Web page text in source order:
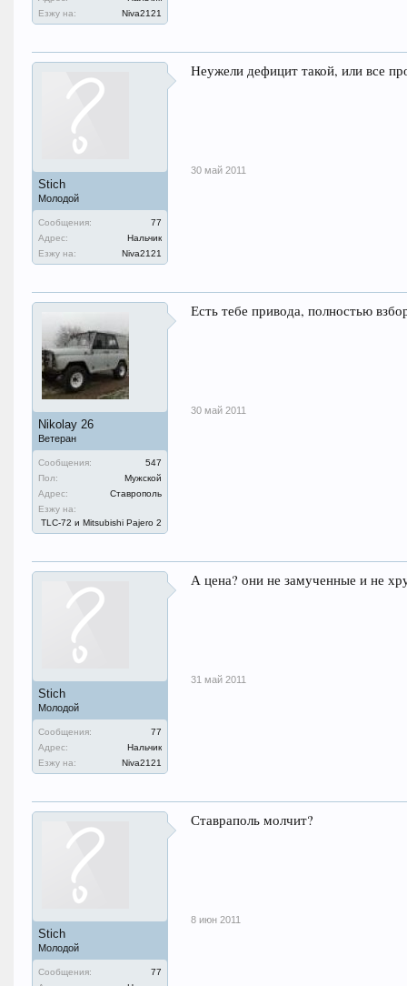
Езжу на:
Niva2121
Stich
Молодой
Сообщения:
77
Адрес:
Нальчик
Езжу на:
Niva2121
Неужели дефицит такой, или все
30 май 2011
Nikolay 26
Ветеран
Сообщения:
547
Пол:
Мужской
Адрес:
Ставрополь
Езжу на:
TLC-72 и Mitsubishi Pajero 2
Есть тебе привода, полностью
30 май 2011
Stich
Молодой
Сообщения:
77
Адрес:
Нальчик
Езжу на:
Niva2121
А цена? они не замученные и не
31 май 2011
Stich
Молодой
Сообщения:
77
Ставраполь молчит?
8 июн 2011